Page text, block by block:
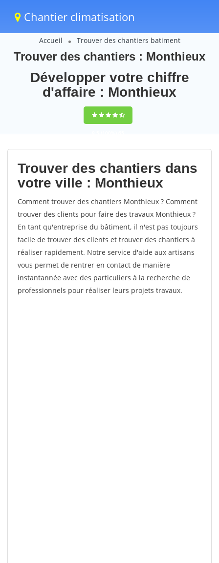
Chantier climatisation
Accueil Trouver des chantiers batiment
Trouver des chantiers : Monthieux
Développer votre chiffre
d'affaire : Monthieux
9,5(100%)65
votes
Trouver des chantiers dans
votre ville : Monthieux
Comment trouver des chantiers Monthieux ? Comment
trouver des clients pour faire des travaux Monthieux ?
En tant qu'entreprise du bâtiment, il n'est pas toujours
facile de trouver des clients et trouver des chantiers à
réaliser rapidement. Notre service d'aide aux artisans
vous permet de rentrer en contact de manière
instantannée avec des particuliers à la recherche de
professionnels pour réaliser leurs projets travaux.